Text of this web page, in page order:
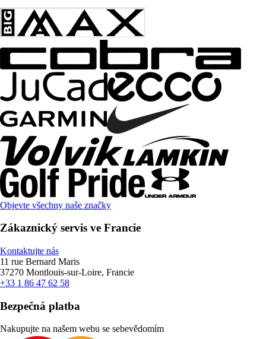
Objevte všechny naše značky
Zákaznický servis ve Francie
Kontaktujte nás
11 rue Bernard Maris
37270 Montlouis-sur-Loire, Francie
+33 1 86 47 62 58
Bezpečná platba
Nakupujte na našem webu se sebevědomím